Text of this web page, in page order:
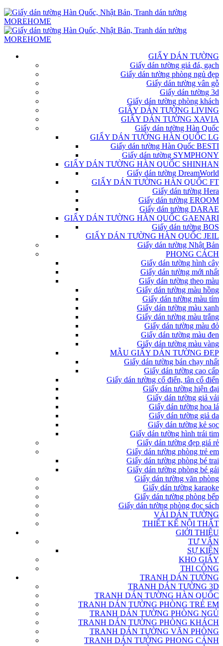
GIẤY DÁN TƯỜNG
Giấy dán tường giả đá, gạch
Giấy dán tường phòng ngủ đẹp
Giấy dán tường vân gỗ
Giấy dán tường 3d
Giấy dán tường phòng khách
GIẤY DÁN TƯỜNG LIVING
GIẤY DÁN TƯỜNG XAVIA
Giấy dán tường Hàn Quốc
GIẤY DÁN TƯỜNG HÀN QUỐC LG
Giấy dán tường Hàn Quốc BESTI
Giấy dán tường SYMPHONY
GIẤY DÁN TƯỜNG HÀN QUỐC SHINHAN
Giấy dán tường DreamWorld
GIẤY DÁN TƯỜNG HÀN QUỐC FT
Giấy dán tường Hera
Giấy dán tường EROOM
Giấy dán tường DARAE
GIẤY DÁN TƯỜNG HÀN QUỐC GAENARI
Giấy dán tường BOS
GIẤY DÁN TƯỜNG HÀN QUỐC JEIL
Giấy dán tường Nhật Bản
PHONG CÁCH
Giấy dán tường hình cây
Giấy dán tường mới nhất
Giấy dán tường theo màu
Giấy dán tường màu hồng
Giấy dán tường màu tím
Giấy dán tường màu xanh
Giấy dán tường màu trắng
Giấy dán tường màu đỏ
Giấy dán tường màu đen
Giấy dán tường màu vàng
MẪU GIẤY DÁN TƯỜNG ĐẸP
Giấy dán tường bán chạy nhất
Giấy dán tường cao cấp
Giấy dán tường cổ điển, tân cổ điển
Giấy dán tường hiện đại
Giấy dán tường giả vải
Giấy dán tường hoa lá
Giấy dán tường giả da
Giấy dán tường kẻ sọc
Giấy dán tường hình trái tim
Giấy dán tường đẹp giá rẻ
Giấy dán tường phòng trẻ em
Giấy dán tường phòng bé trai
Giấy dán tường phòng bé gái
Giấy dán tường văn phòng
Giấy dán tường karaoke
Giấy dán tường phòng bếp
Giấy dán tường phòng đọc sách
VẢI DÁN TƯỜNG
THIẾT KẾ NỘI THẤT
GIỚI THIỆU
TƯ VẤN
SỰ KIỆN
KHO GIẤY
THI CÔNG
TRANH DÁN TƯỜNG
TRANH DÁN TƯỜNG 3D
TRANH DÁN TƯỜNG HÀN QUỐC
TRANH DÁN TƯỜNG PHÒNG TRẺ EM
TRANH DÁN TƯỜNG PHÒNG NGỦ
TRANH DÁN TƯỜNG PHÒNG KHÁCH
TRANH DÁN TƯỜNG VĂN PHÒNG
TRANH DÁN TƯỜNG PHONG CẢNH